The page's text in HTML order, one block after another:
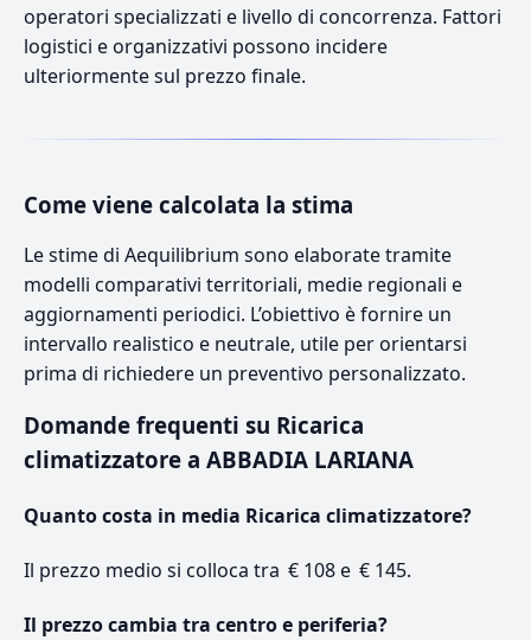
operatori specializzati e livello di concorrenza. Fattori
logistici e organizzativi possono incidere
ulteriormente sul prezzo finale.
Come viene calcolata la stima
Le stime di Aequilibrium sono elaborate tramite
modelli comparativi territoriali, medie regionali e
aggiornamenti periodici. L’obiettivo è fornire un
intervallo realistico e neutrale, utile per orientarsi
prima di richiedere un preventivo personalizzato.
Domande frequenti su Ricarica
climatizzatore a ABBADIA LARIANA
Quanto costa in media Ricarica climatizzatore?
Il prezzo medio si colloca tra € 108 e € 145.
Il prezzo cambia tra centro e periferia?